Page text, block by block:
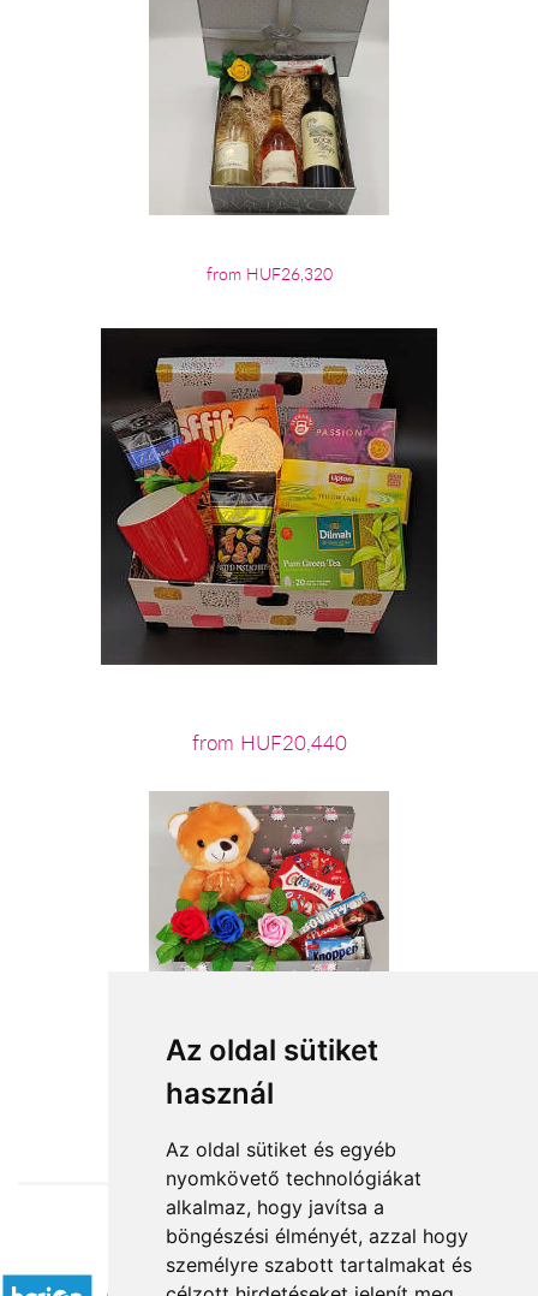
Az oldal sütiket
használ
Az oldal sütiket és egyéb
nyomkövető technológiákat
alkalmaz, hogy javítsa a
böngészési élményét, azzal hogy
személyre szabott tartalmakat és
from HUF26,320
from HUF20,440
from HUF16,200
Accepted payment methods